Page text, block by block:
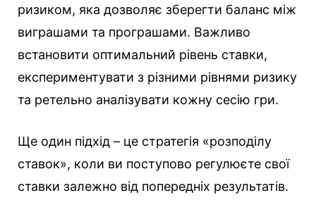
ризиком, яка дозволяє зберегти баланс між
виграшами та програшами. Важливо
встановити оптимальний рівень ставки,
експериментувати з різними рівнями ризику
та ретельно аналізувати кожну сесію гри.
Ще один підхід – це стратегія «розподілу
ставок», коли ви поступово регулюєте свої
ставки залежно від попередніх результатів.